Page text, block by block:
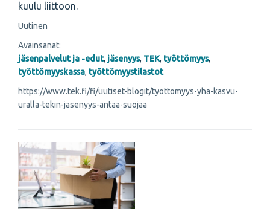
kuulu liittoon.
Uutinen
Avainsanat:
jäsenpalvelut ja -edut, jäsenyys, TEK, työttömyys,
työttömyyskassa, työttömyystilastot
https://www.tek.fi/fi/uutiset-blogit/tyottomyys-yha-kasvu-
uralla-tekin-jasenyys-antaa-suojaa